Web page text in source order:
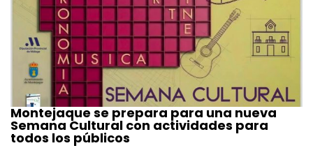
Montejaque se prepara para una nueva
Semana Cultural con actividades para
todos los públicos